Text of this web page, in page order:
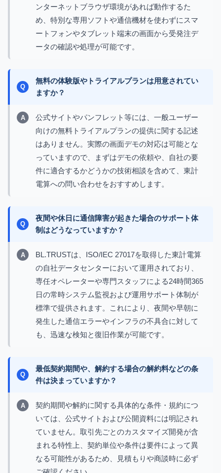
ンターネットブラウザ環境があれば動作するた
め、特別な専用ソフトや通信機材を使わずにスマ
ートフォンやタブレット端末の画面から受発注デ
ータの確認や処理が可能です。
無料の体験版やトライアルプランは用意されてい
ますか？
公式サイトやパンフレット等には、一般ユーザー
向けの無料トライアルプランの提供に関する記述
はありません。実際の画面デモの対応は可能とな
っていますので、まずはデモの依頼や、自社の要
件に適合するかどうかの技術相談を含めて、東計
電算への問い合わせをおすすめします。
夜間や休日に通信障害が起きた場合のサポート体
制はどうなっていますか？
BL.TRUSTは、ISO/IEC 27017を取得した東計電算
の自社データセンターにおいて運用されており、
専任オペレーターや専門スタッフによる24時間365
日の常時システム監視および運用サポート体制が
標準で提供されます。これにより、夜間や早朝に
発生した通信エラーやインフラの不具合に対して
も、迅速な検知と復旧作業が可能です。
最低契約期間や、解約する場合の解約料などの条
件は決まっていますか？
契約期間や解約に関する具体的な条件・規約につ
いては、公式サイトおよび公開資料には明記され
ていません。取引先ごとのカスタマイズ開発が含
まれる特性上、契約単位や条件は要件によって異
なる可能性があるため、見積もりや商談時に必ず